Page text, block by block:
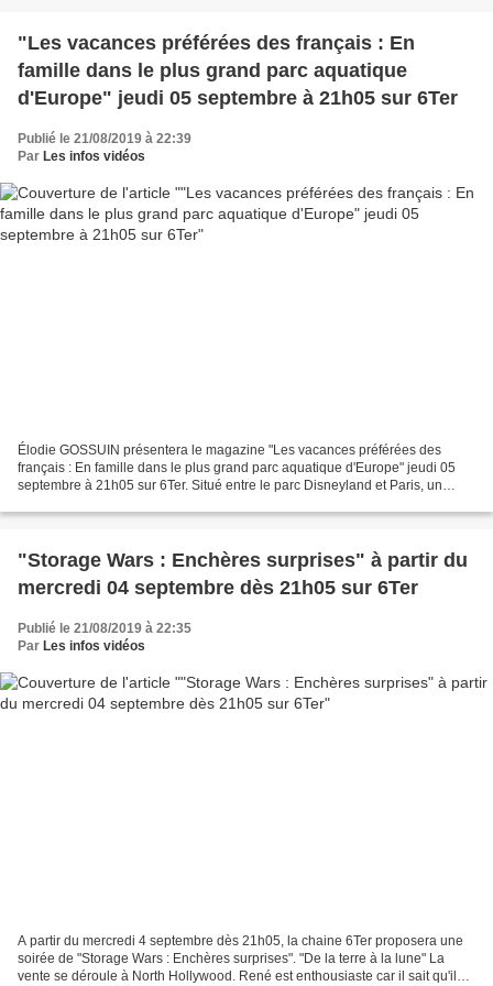
"Les vacances préférées des français : En
famille dans le plus grand parc aquatique
d'Europe" jeudi 05 septembre à 21h05 sur 6Ter
Publié le 21/08/2019 à 22:39
Par Les infos vidéos
Élodie GOSSUIN présentera le magazine "Les vacances préférées des
français : En famille dans le plus grand parc aquatique d'Europe" jeudi 05
septembre à 21h05 sur 6Ter. Situé entre le parc Disneyland et Paris, un
"Storage Wars : Enchères surprises" à partir du
mercredi 04 septembre dès 21h05 sur 6Ter
Publié le 21/08/2019 à 22:35
Par Les infos vidéos
A partir du mercredi 4 septembre dès 21h05, la chaine 6Ter proposera une
soirée de "Storage Wars : Enchères surprises". "De la terre à la lune" La
vente se déroule à North Hollywood. René est enthousiaste car il sait qu'il